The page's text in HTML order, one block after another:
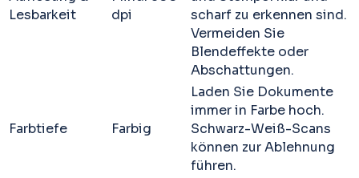
Lesbarkeit
dpi
scharf zu erkennen sind.
Vermeiden Sie
Blendeffekte oder
Abschattungen.
Farbtiefe Farbig
Laden Sie Dokumente
immer in Farbe hoch.
Schwarz-Weiß-Scans
können zur Ablehnung
führen.